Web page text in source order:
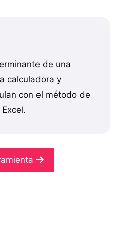
de una
calculadora y
con el método de